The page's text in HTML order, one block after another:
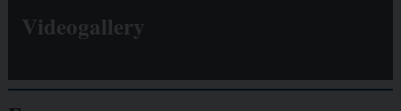
Videogallery